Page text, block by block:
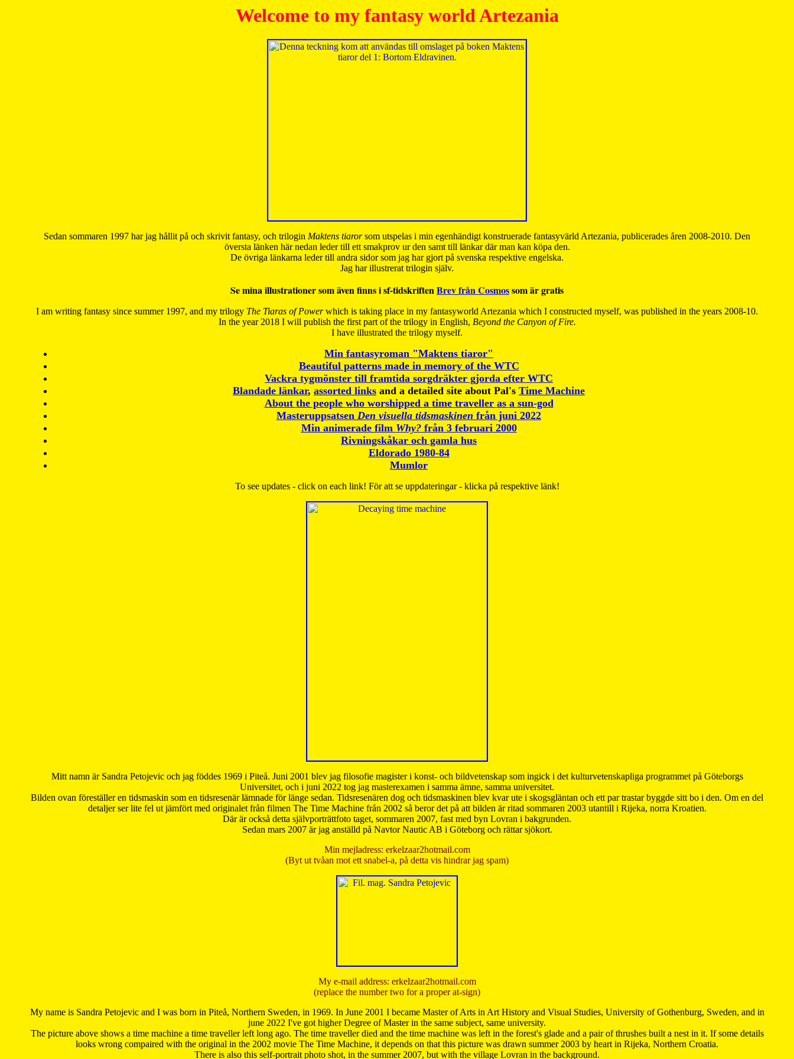
Welcome to my fantasy world Artezania
Sedan sommaren 1997 har jag hållit på och skrivit fantasy, och trilogin Maktens tiarorsom utspelas i min egenhändigt konstruerade fantasyvärld Artezania, publicerades åren 2008-2010. Den
översta länken här nedan leder till ett smakprov ur den samt till länkar där man kan köpa den.
De övriga länkarna leder till andra sidor som jag har gjort på svenska respektive engelska.
Jag har illustrerat trilogin själv.
Se mina illustrationer som även finns i sf-tidskriftenBrev från Cosmossom är gratis
I am writing fantasy since summer 1997, and my trilogy The Tiaras of Powerwhich is taking place in my fantasyworld Artezania which I constructed myself, was published in the years 2008-10.
In the year 2018 I will publish the first part of the trilogy in English, Beyond the Canyon of Fire.
I have illustrated the trilogy myself.
Min fantasyroman "Maktens tiaror"
Beautiful patterns made in memory of the WTC
Vackra tygmönster till framtida sorgdräkter gjorda efter WTC
Blandade länkar, assorted links and a detailed site about Pal's Time Machine
About the people who worshipped a time traveller as a sun-god
Masteruppsatsen Den visuella tidsmaskinen från juni 2022
Min animerade film Why?från 3 februari 2000
Rivningskåkar och gamla hus
Eldorado 1980-84
Mumlor
To see updates - click on each link! För att se uppdateringar - klicka på respektive länk!
Mitt namn är Sandra Petojevic och jag föddes 1969 i Piteå. Juni 2001 blev jag filosofie magister i konst- och bildvetenskap som ingick i det kulturvetenskapliga programmet på Göteborgs
Universitet, och i juni 2022 tog jag masterexamen i samma ämne, samma universitet.
Bilden ovan föreställer en tidsmaskin som en tidsresenär lämnade för länge sedan. Tidsresenären dog och tidsmaskinen blev kvar ute i skogsgläntan och ett par trastar byggde sitt bo i den. Om en del
detaljer ser lite fel ut jämfört med originalet från filmen The Time Machine från 2002 så beror det på att bilden är ritad sommaren 2003 utantill i Rijeka, norra Kroatien.
Där är också detta självporträttfoto taget, sommaren 2007, fast med byn Lovran i bakgrunden.
Sedan mars 2007 är jag anställd på Navtor Nautic AB i Göteborg och rättar sjökort.
Min mejladress: erkelzaar2hotmail.com
(Byt ut tvåan mot ett snabel-a, på detta vis hindrar jag spam)
My e-mail address: erkelzaar2hotmail.com
(replace the number two for a proper at-sign)
My name is Sandra Petojevic and I was born in Piteå, Northern Sweden, in 1969. In June 2001 I became Master of Arts in Art History and Visual Studies, University of Gothenburg, Sweden, and in
june 2022 I've got higher Degree of Master in the same subject, same university.
The picture above shows a time machine a time traveller left long ago. The time traveller died and the time machine was left in the forest's glade and a pair of thrushes built a nest in it. If some details
looks wrong compaired with the original in the 2002 movie The Time Machine, it depends on that this picture was drawn summer 2003 by heart in Rijeka, Northern Croatia.
There is also this self-portrait photo shot, in the summer 2007, but with the village Lovran in the background.